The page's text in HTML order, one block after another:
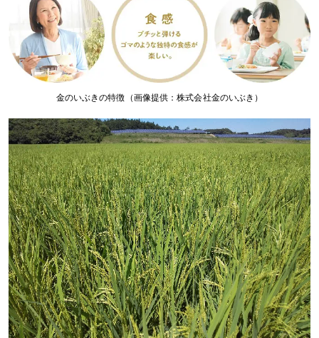
金のいぶきの特徴（画像提供：株式会社金のいぶき）